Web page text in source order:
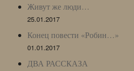
Живут же люди…
25.01.2017
Конец повести «Робин…»
01.01.2017
ДВА РАССКАЗА